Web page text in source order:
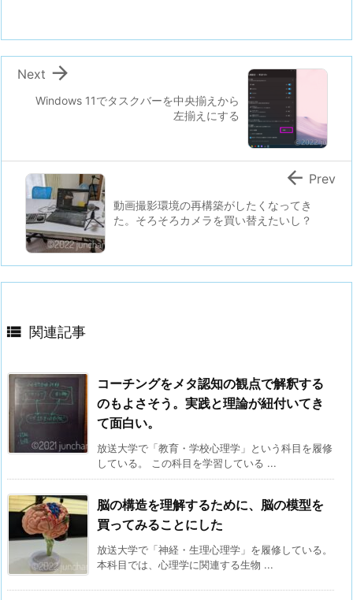
Windows 11でタスクバーを中央揃えから
左揃えにする

Next
動画撮影環境の再構築がしたくなってき
た。そろそろカメラを買い替えたいし？
 Prev
 関連記事
コーチングをメタ認知の観点で解釈する
のもよさそう。実践と理論が紐付いてき
て面白い。
放送大学で「教育・学校心理学」という科目を履修
している。 この科目を学習している ...
脳の構造を理解するために、脳の模型を
買ってみることにした
放送大学で「神経・生理心理学」を履修している。
本科目では、心理学に関連する生物 ...